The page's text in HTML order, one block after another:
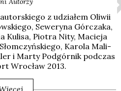
z udzia­łem Oli­wii
Sewe­ry­na Gór­cza­ka,
Kuli­sa, Pio­tra Nity, Macie­ja
Karo­la Mali­
i Mar­ty Pod­gór­nik pod­czas
Wro­cław 2013.